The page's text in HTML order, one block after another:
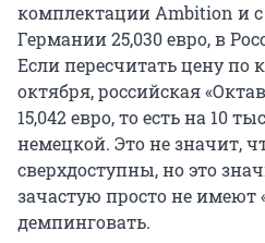
комплектации Ambition и с
Германии 25,030 евро, в
Если пересчитать цену по
октября, российская
15,042 евро, то есть на 10
немецкой. Это не значит,
сверхдоступны, но это
зачастую просто не имеют
демпинговать.